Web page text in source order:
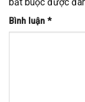
Bình luận *